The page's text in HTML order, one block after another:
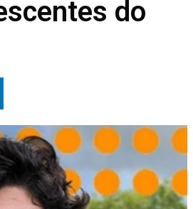
do